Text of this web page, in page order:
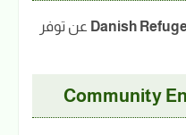
Danish عن توفر